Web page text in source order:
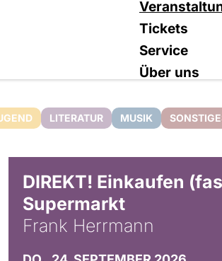
Tickets
Service
Über uns
LITERATUR MUSIK
DIREKT! Einkaufen
Supermarkt
Frank Herrmann